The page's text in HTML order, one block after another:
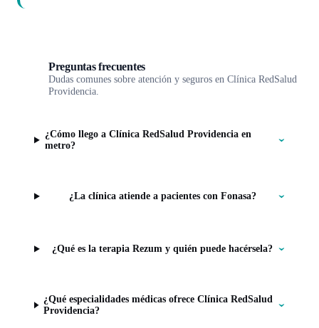
Preguntas frecuentes
Dudas comunes sobre atención y seguros en Clínica RedSalud
Providencia.
¿Cómo llego a Clínica RedSalud Providencia en
metro?
¿La clínica atiende a pacientes con Fonasa?
¿Qué es la terapia Rezum y quién puede hacérsela?
¿Qué especialidades médicas ofrece Clínica RedSalud
Providencia?